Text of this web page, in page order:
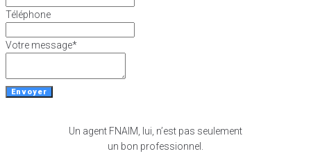
Téléphone
Votre message*
Envoyer
Un agent FNAIM, lui, n’est pas seulement
un bon professionnel.